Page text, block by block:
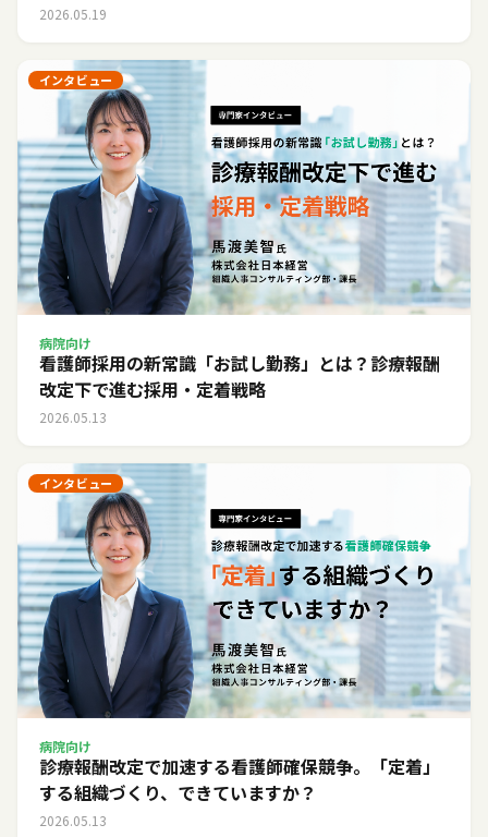
2026.05.19
インタビュー
病院向け
看護師採用の新常識「お試し勤務」とは？診療報酬
改定下で進む採用・定着戦略
2026.05.13
インタビュー
病院向け
診療報酬改定で加速する看護師確保競争。「定着」
する組織づくり、できていますか？
2026.05.13